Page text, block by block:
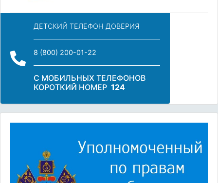
ДЕТСКИЙ ТЕЛЕФОН ДОВЕРИЯ
8 (800) 200-01-22
С МОБИЛЬНЫХ ТЕЛЕФОНОВ
КОРОТКИЙ НОМЕР 124